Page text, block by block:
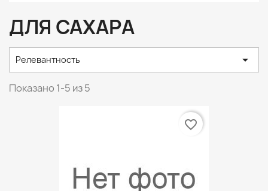
ДЛЯ САХАРА
Релевантность 
Показано 1-5 из 5
favorite_border